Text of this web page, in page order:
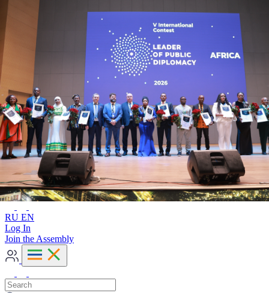
Advanced search
RU EN
RU EN
Log In
Join the Assembly